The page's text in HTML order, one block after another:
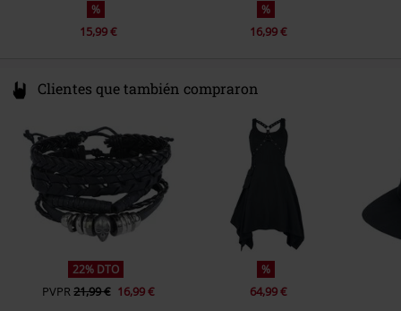
%
15,99 €
%
16,99 €
Clientes que también compraron
22% DTO
PVPR21,99 € 16,99 €
%
64,99 €